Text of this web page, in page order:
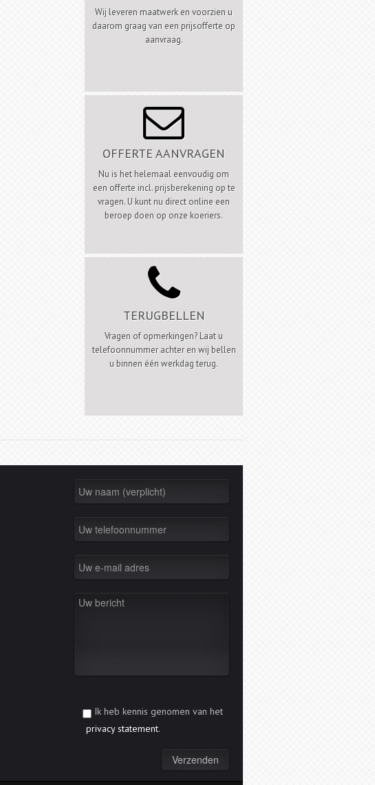
Wij leveren maatwerk en voorzien u
daarom graag van een prijsofferte op
aanvraag.

OFFERTE AANVRAGEN
Nu is het helemaal eenvoudig om
een offerte incl. prijsberekening op te
vragen. U kunt nu direct online een
beroep doen op onze koeriers.

TERUGBELLEN
Vragen of opmerkingen? Laat u
telefoonnummer achter en wij bellen
u binnen één werkdag terug.
Ik heb kennis genomen van het
privacy statement.